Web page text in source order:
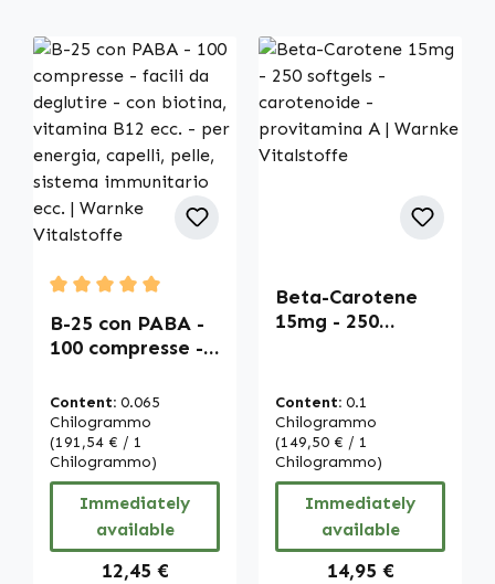
Average rating of 5 out of 5 stars
B-25 con PABA -
100 compresse -
deglutire - con
biotina, vitamina
B12 ecc. - per
energia, capelli,
pelle, sistema
immunitario ecc.
| Warnke
Vitalstoffe
Content: 0.065
Chilogrammo
(191,54 € / 1
Chilogrammo)
Immediately
available
Regular price:
12,45 €
Beta-Carotene
15mg - 250
provitamina A |
Warnke
Vitalstoffe
Content: 0.1
Chilogrammo
(149,50 € / 1
Chilogrammo)
Immediately
available
Regular price:
14,95 €